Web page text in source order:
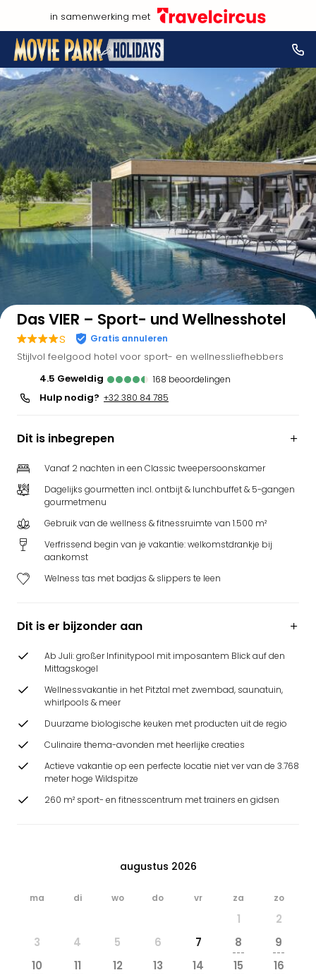
in samenwerking met
Bekijk op kaart
Das VIER – Sport- und Wellnesshotel
s Gratis annuleren
Stijlvol feelgood hotel voor sport- en wellnessliefhebbers
4.5
geweldig 168 beoordelingen
Hulp nodig? +32 380 84 785
Dit is inbegrepen
Vanaf 2 nachten in een Classic tweepersoonskamer
Dagelijks gourmetten incl. ontbijt & lunchbuffet & 5-gangen
gourmetmenu
Gebruik van de wellness & fitnessruimte van 1.500 m²
Verfrissend begin van je vakantie: welkomstdrankje bij
aankomst
Welness tas met badjas & slippers te leen
Dit is er bijzonder aan
Ab Juli: großer Infinitypool mit imposantem Blick auf den
Mittagskogel
Wellnessvakantie in het Pitztal met zwembad, saunatuin,
whirlpools & meer
Duurzame biologische keuken met producten uit de regio
Culinaire thema-avonden met heerlijke creaties
Actieve vakantie op een perfecte locatie niet ver van de 3.768
meter hoge Wildspitze
260 m² sport- en fitnesscentrum met trainers en gidsen
augustus 2026
ma di wo do vr za zo
1
2
3
4 5 6 7 8
---
9
---
10 11 12 13 14 15 16